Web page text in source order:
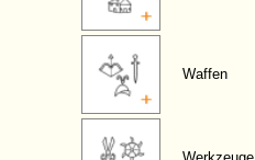
Waffen